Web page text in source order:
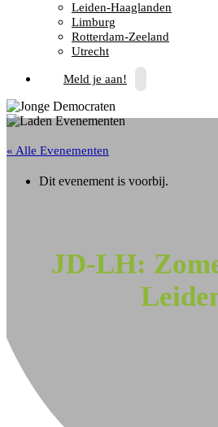
Leiden-Haaglanden
Limburg
Rotterdam-Zeeland
Utrecht
Meld je aan!
« Alle Evenementen
Dit evenement is voorbij.
JD-LH: